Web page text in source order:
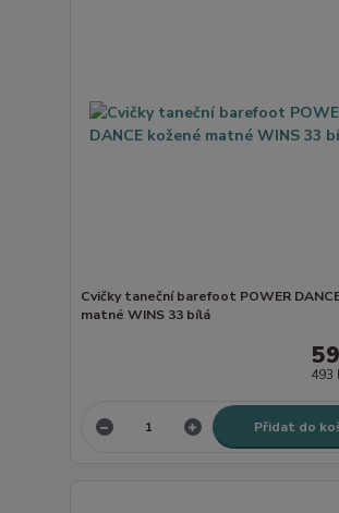
Cvičky taneční barefoot POWER
matné WINS 33 bílá
493
Přidat do